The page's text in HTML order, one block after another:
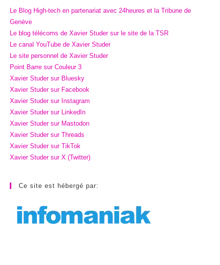
Le Blog High-tech en partenariat avec 24heures et la Tribune de
Genève
Le blog télécoms de Xavier Studer sur le site de la TSR
Le canal YouTube de Xavier Studer
Le site personnel de Xavier Studer
Point Barre sur Couleur 3
Xavier Studer sur Bluesky
Xavier Studer sur Facebook
Xavier Studer sur Instagram
Xavier Studer sur LinkedIn
Xavier Studer sur Mastodon
Xavier Studer sur Threads
Xavier Studer sur TikTok
Xavier Studer sur X (Twitter)
Ce site est hébergé par: